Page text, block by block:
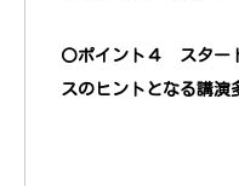
〇ポイント４ スター
スのヒントとなる講演